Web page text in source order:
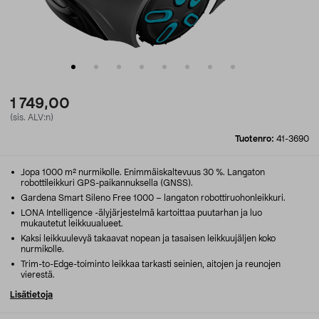
1 749,00
(sis. ALV:n)
Tuotenro: 41-3690
Jopa 1000 m² nurmikolle. Enimmäiskaltevuus 30 %. Langaton
robottileikkuri GPS-paikannuksella (GNSS).
Gardena Smart Sileno Free 1000 – langaton robottiruohonleikkuri.
LONA Intelligence -älyjärjestelmä kartoittaa puutarhan ja luo
mukautetut leikkuualueet.
Kaksi leikkuulevyä takaavat nopean ja tasaisen leikkuujäljen koko
nurmikolle.
Trim-to-Edge-toiminto leikkaa tarkasti seinien, aitojen ja reunojen
vierestä.
Lisätietoja